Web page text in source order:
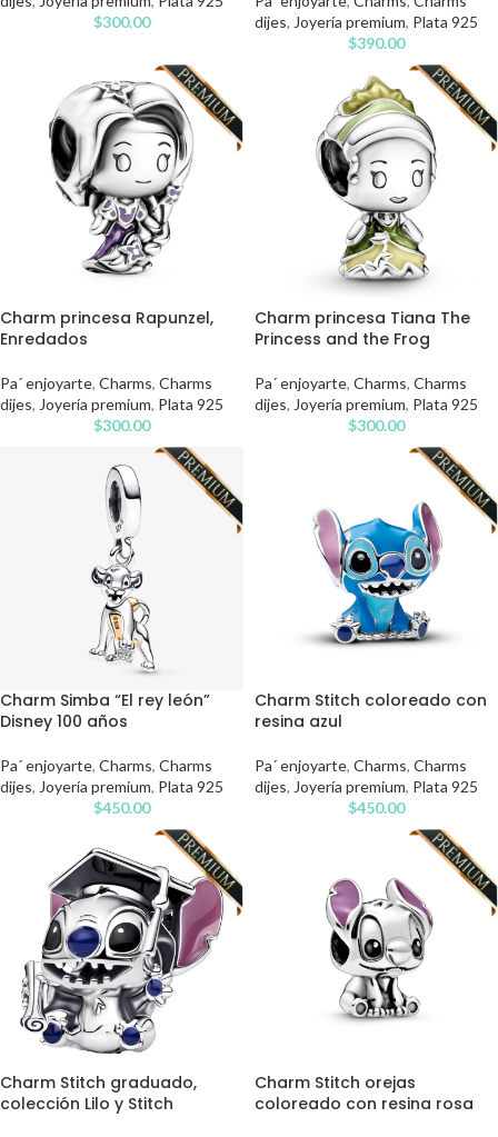
$300.00
dijes, Joyería premium, Plata 925
$390.00
Charm princesa Rapunzel,
Enredados
Pa´ enjoyarte, Charms, Charms
dijes, Joyería premium, Plata 925
$300.00
Charm princesa Tiana The
Princess and the Frog
Pa´ enjoyarte, Charms, Charms
dijes, Joyería premium, Plata 925
$300.00
Charm Simba “El rey león”
Disney 100 años
Pa´ enjoyarte, Charms, Charms
dijes, Joyería premium, Plata 925
$450.00
Charm Stitch coloreado con
resina azul
Pa´ enjoyarte, Charms, Charms
dijes, Joyería premium, Plata 925
$450.00
Charm Stitch graduado,
colección Lilo y Stitch
Charm Stitch orejas
coloreado con resina rosa